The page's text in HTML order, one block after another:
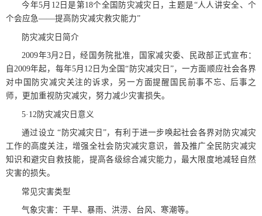
今年5月12日是第18个全国防灾减灾日，主题是“人人讲安全、个
个会应急——提高防灾减灾救灾能力”
防灾减灾日简介
2009年3月2日，经国务院批准，国家减灾委、民政部正式宣布：
自2009年起，每年5月12日为全国“防灾减灾日”，一方面顺应社会各界
对中国防灾减灾关注的诉求，另一方面提醒国民前事不忘、后事之
师，更加重视防灾减灾，努力减少灾害损失。
5·12防灾减灾日意义
通过设立 “防灾减灾日”，有利于进一步唤起社会各界对防灾减灾
工作的高度关注，增强全社会防灾减灾意识，普及推广全民防灾减灾
知识和避灾自救技能，提高各级综合减灾能力，最大限度地减轻自然
灾害的损失。
常见灾害类型
气象灾害：干旱、暴雨、洪涝、台风、寒潮等。